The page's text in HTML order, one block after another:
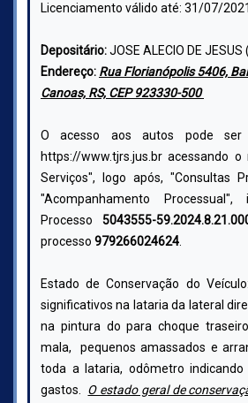
Licenciamento válido até: 31/07/2021
Depositário:JOSE ALECIO DE
Endereço: Rua Florianópolis 5406,
Canoas, RS, CEP 923330-500
O acesso aos autos pode ser
https://www.tjrs.jus.br acessando
Serviços", logo após, "Consultas
"Acompanhamento
Processo 5043555-
processo 979266024624
Estado de Conservação do
significativos na lataria da lateral
na pintura do para choque
mala, pequenos amassados e
toda a lataria, odômetro indicando
gastos. O estado geral de